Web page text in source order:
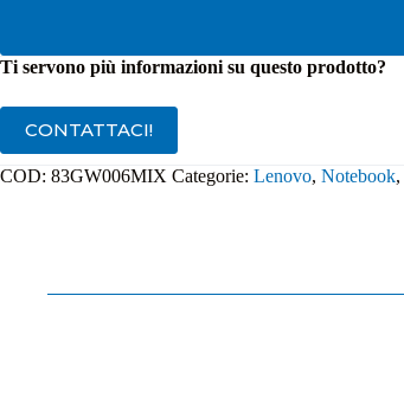
Ti servono più informazioni su questo prodotto?
CONTATTACI!
COD: 83GW006MIX Categorie: Lenovo, Notebook,